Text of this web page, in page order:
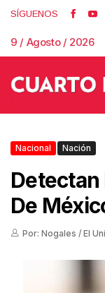
SÍGUENOS
9 / Agosto / 2026
Nacional Nación
Detectan
De
Por: Nogales / El